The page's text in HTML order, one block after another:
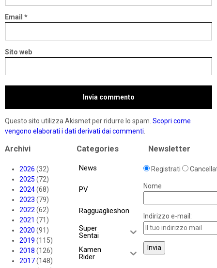
Email *
Sito web
Questo sito utilizza Akismet per ridurre lo spam. Scopri come
vengono elaborati i dati derivati dai commenti.
Archivi
2026 (32)
2025 (72)
2024(68)
2023 (79)
2022(62)
2021 (71)
2020 (91)
2019 (115)
2018 (126)
2017(148)
Categories
News
PV
Ragguaglieshon
Super
Sentai
Kamen
Rider
Newsletter
Registrati
Nome
Indirizzo e-mail: